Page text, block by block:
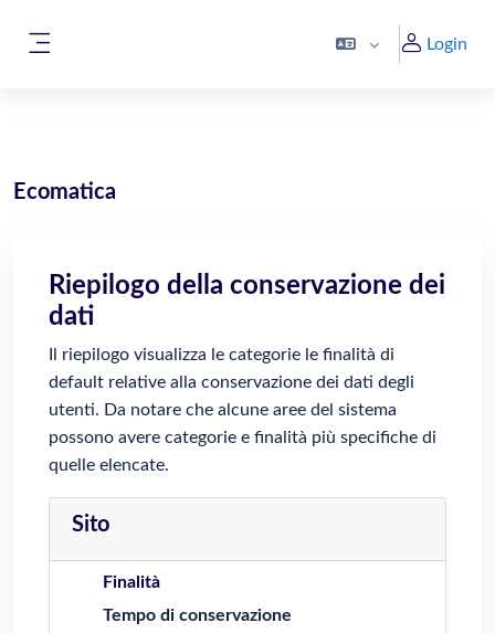
Login
Ecomatica
Riepilogo della conservazione dei
dati
Il riepilogo visualizza le categorie le finalità di
default relative alla conservazione dei dati degli
utenti. Da notare che alcune aree del sistema
possono avere categorie e finalità più specifiche di
quelle elencate.
Sito
Finalità
Tempo di conservazione